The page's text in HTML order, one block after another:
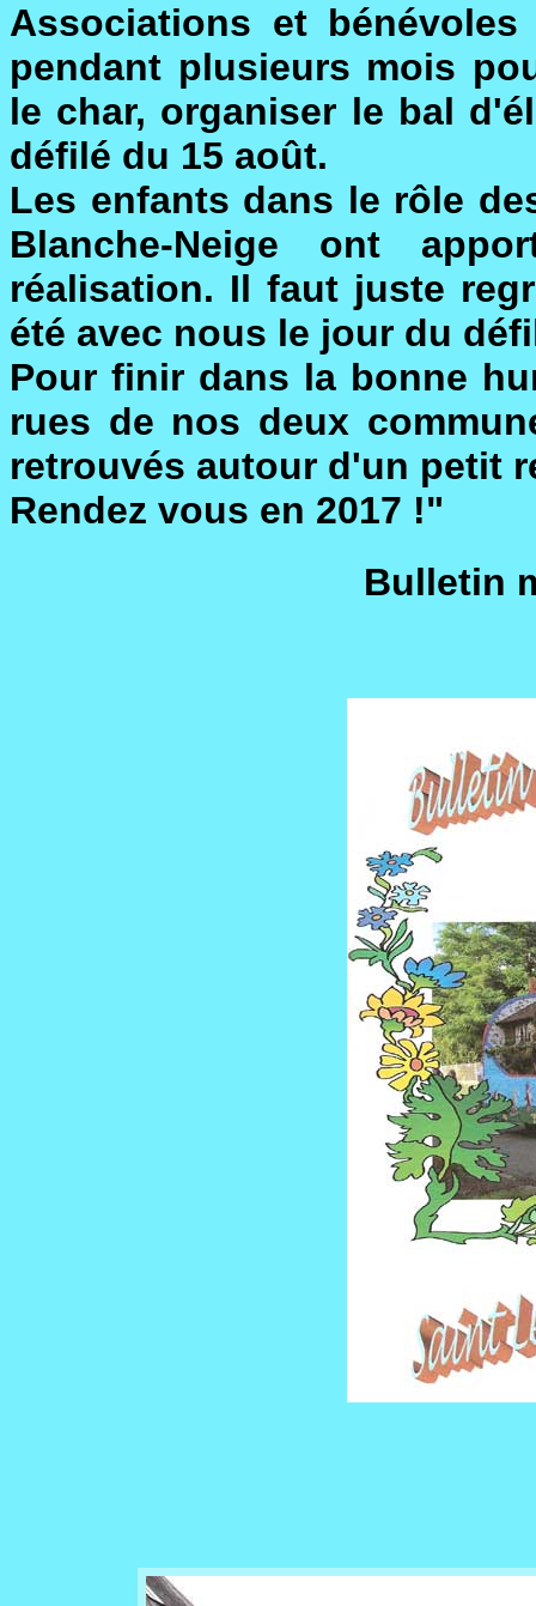
Associations et
pendant plusieurs mois
le char, organiser le bal
défilé du 15 août.
Les enfants dans le rôle
Blanche-Neige ont
réalisation. Il faut juste
été avec nous le jour du
Pour finir dans la bonne
rues de nos deux
retrouvés autour d'un petit
Rendez vous en 2017 !"
Bulletin